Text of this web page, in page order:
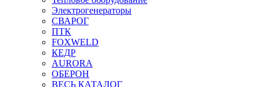
Электрогенераторы
СВАРОГ
ПТК
FOXWELD
КЕДР
AURORA
ОБЕРОН
ВЕСЬ КАТАЛОГ